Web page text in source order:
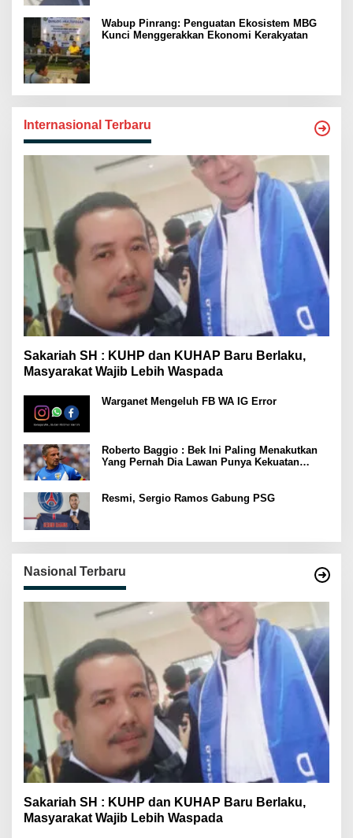
Wabup Pinrang: Penguatan Ekosistem MBG
Kunci Menggerakkan Ekonomi Kerakyatan
Internasional Terbaru
Sakariah SH : KUHP dan KUHAP Baru Berlaku,
Masyarakat Wajib Lebih Waspada
Warganet Mengeluh FB WA IG Error
Roberto Baggio : Bek Ini Paling Menakutkan
Yang Pernah Dia Lawan Punya Kekuatan
Resmi, Sergio Ramos Gabung PSG
Nasional Terbaru
Sakariah SH : KUHP dan KUHAP Baru Berlaku,
Masyarakat Wajib Lebih Waspada